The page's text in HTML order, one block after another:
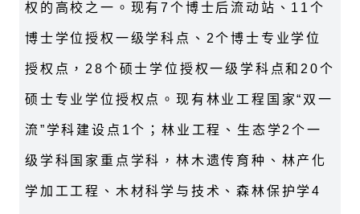
权的高校之一。现有7个博士后流动站、 11个
博士学位授权一级学科点、 2个博士专业学位
授权点， 28个硕士学位授权一级学科点和 20个
硕士专业学位授权点。现有林业工程国家“双一
流”学科建设点 1个；林业工程、生态学2个一
级学科国家重点学科，林木遗传育种、林产化
学加工工程、木材科学与技术、森林保护学4